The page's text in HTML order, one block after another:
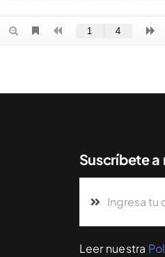
Suscríbete
Leer nuestra